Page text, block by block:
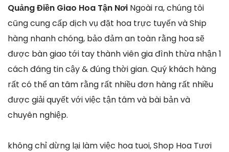
Quảng Điền Giao Hoa Tận Nơi Ngoài ra, chúng tôi
cũng cung cấp dịch vụ đặt hoa trực tuyến và Ship
hàng nhanh chóng, bảo đảm an toàn rằng hoa sẽ
được bàn giao tới tay thành viên gia đình thừa nhận 1
cách đáng tin cậy & đúng thời gian. Quý khách hàng
rất có thể an tâm rằng rất nhiều đơn hàng rất nhiều
được giải quyết với việc tận tâm và bài bản và
chuyên nghiệp.
không chỉ dừng lại làm việc hoa tuoi, Shop Hoa Tươi